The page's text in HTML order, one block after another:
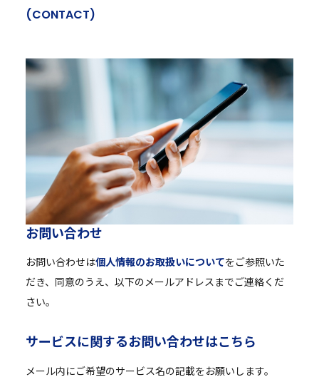
(CONTACT)
お問い合わせ
お問い合わせは個人情報のお取扱いについてをご参照いた
だき、同意のうえ、以下のメールアドレスまでご連絡くだ
さい。
サービスに関するお問い合わせはこちら
メール内にご希望のサービス名の記載をお願いします。